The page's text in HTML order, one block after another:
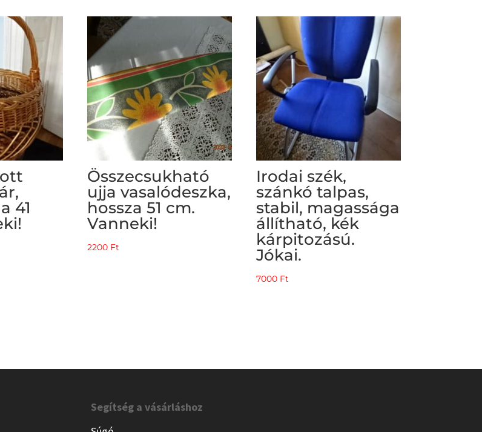
41
Összecsukható
ujja vasalódeszka,
hossza 51 cm.
Vanneki!
2200 Ft
Irodai szék,
szánkó talpas,
stabil, magassága
állítható, kék
kárpitozású.
Jókai.
7000 Ft
Segítség a vásárláshoz